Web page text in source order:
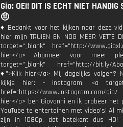
Gio: OEI! DIT IS ECHT NIET HANDIG
🤨
♦ Bedankt voor het kijken naar deze
hier mijn TRUIEN EN NOG MEER VETTE
target="_blank" href="http://
hier</a> Abonneer voor meer
target="_blank" href="http://bit.ly/
♦">Klik hier</a> Mij dagelijks volgen?
kijkje hier: - Instagram: <a
href="https://www.instagram.com/
hier</a> ben Giovanni en ik probeer het
YouTube te entertainen met video's! Al
zijn in 1080p, dat betekent dus HD!